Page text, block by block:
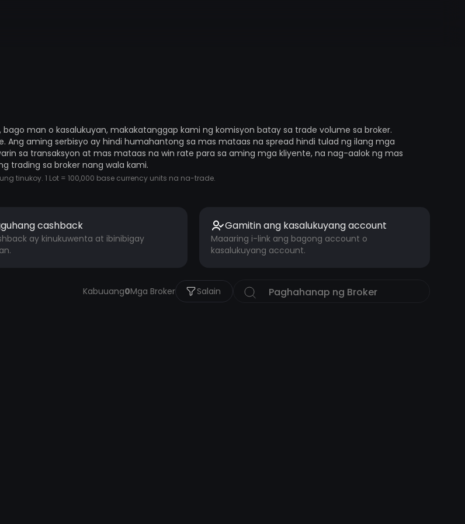
man o kasalukuyan, makakatanggap kami ng komisyon batay sa trade volume sa broker.
aming serbisyo ay hindi humahantong sa mas mataas na spread hindi tulad ng ilang mga
sa transaksyon at mas mataas na win rate para sa aming mga kliyente, na nag-aalok ng mas
trading sa broker nang wala kami.
tinukoy. 1 Lot = 100,000 base currency units na na-trade.
cashback
ay kinukuwenta at ibinibigay
Gamitin ang kasalukuyang account
Maaaring i-link ang bagong account o
kasalukuyang account.
Kabuuang0Mga Broker Salain